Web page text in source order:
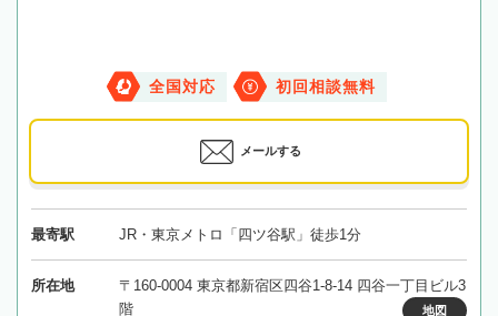
全国対応 初回相談無料
メールする
最寄駅 JR・東京メトロ「四ツ谷駅」徒歩1分
所在地
〒160-0004 東京都新宿区四谷1-8-14 四谷一丁目ビル3
階
地図